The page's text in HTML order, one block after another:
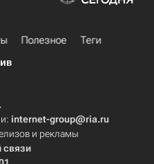
Полезное
Теги
internet-group@ria.ru
и рекламы
связи